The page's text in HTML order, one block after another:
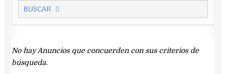
BUSCAR
No hay Anuncios que concuerden con sus criterios de
búsqueda.